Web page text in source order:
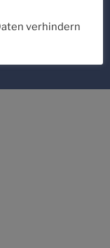
verhindern